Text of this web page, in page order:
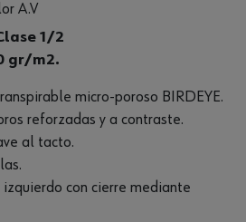
A.V
1/2
gr/m2.
micro-poroso BIRDEYE.
reforzadas y a contraste.
al tacto.
con cierre mediante